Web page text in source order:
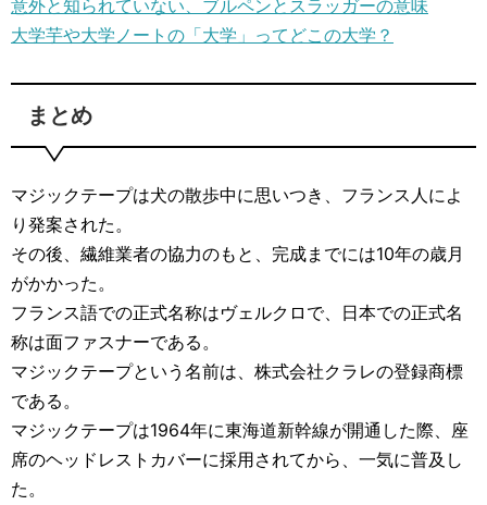
意外と知られていない、ブルペンとスラッガーの意味
大学芋や大学ノートの「大学」ってどこの大学？
まとめ
マジックテープは犬の散歩中に思いつき、フランス人によ
り発案された。
その後、繊維業者の協力のもと、完成までには10年の歳月
がかかった。
フランス語での正式名称はヴェルクロで、日本での正式名
称は面ファスナーである。
マジックテープという名前は、株式会社クラレの登録商標
である。
マジックテープは1964年に東海道新幹線が開通した際、座
席のヘッドレストカバーに採用されてから、一気に普及し
た。